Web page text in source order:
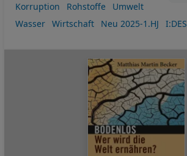
Korruption
Rohstoffe
Umwelt
Wasser
Wirtschaft Neu 2025-1.HJ I:DES